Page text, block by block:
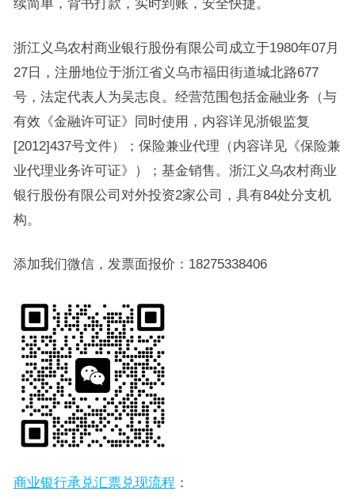
续简单，背书打款，实时到账，安全快捷。
浙江义乌农村商业银行股份有限公司成立于1980年07月
27日，注册地位于浙江省义乌市福田街道城北路677
号，法定代表人为吴志良。经营范围包括金融业务（与
有效《金融许可证》同时使用，内容详见浙银监复
[2012]437号文件）；保险兼业代理（内容详见《保险兼
业代理业务许可证》）；基金销售。浙江义乌农村商业
银行股份有限公司对外投资2家公司，具有84处分支机
构。
添加我们微信，发票面报价：18275338406
商业银行承兑汇票兑现流程 ：